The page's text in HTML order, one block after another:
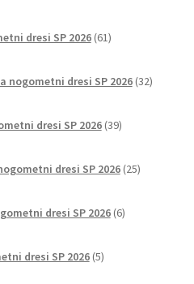
dresi SP 2026 61izdelkov
nogometni dresi SP 2026 32izdelkov
dresi SP 2026 39izdelkov
dresi SP 2026 25izdelkov
dresi SP 2026 6izdelkov
dresi SP 2026 5izdelkov